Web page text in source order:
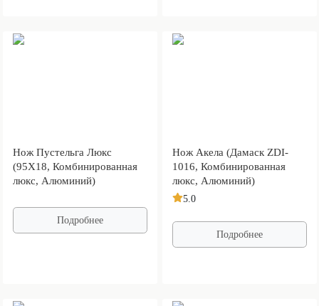
Нож Пустельга Люкс
(95Х18, Комбинированная
люкс, Алюминий)
Подробнее
Нож Акела (Дамаск ZDI-
1016, Комбинированная
люкс, Алюминий)
5.0
Подробнее